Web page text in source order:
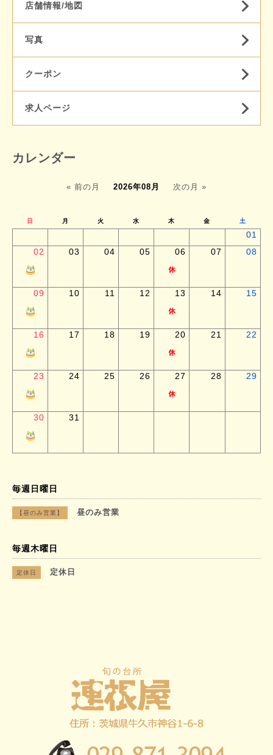
店舗情報/地図
写真
クーポン
求人ページ
カレンダー
« 前の月 2026年08月 次の月 »
日 月 火 水 木 金 土
01
02
03 04 05 06 07 08
09 10 11 12 13 14 15
16 17 18 19 20 21 22
23 24 25 26 27 28 29
30 31
毎週日曜日
【昼のみ営業】 昼のみ営業
毎週木曜日
定休日 定休日